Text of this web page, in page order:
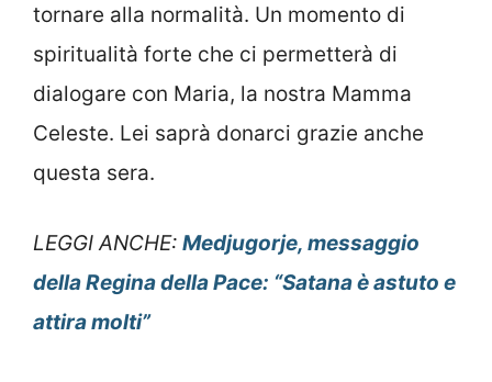
tornare alla normalità. Un momento di
spiritualità forte che ci permetterà di
dialogare con Maria, la nostra Mamma
Celeste. Lei saprà donarci grazie anche
questa sera.
LEGGI ANCHE: Medjugorje, messaggio
della Regina della Pace: “Satana è astuto e
attira molti”